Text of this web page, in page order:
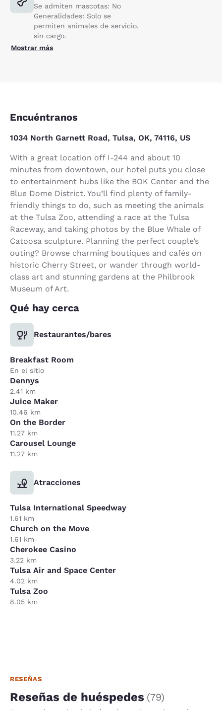
Se admiten mascotas: No
Generalidades: Solo se
permiten animales de servicio,
sin cargo.
Mostrar más
Encuéntranos
1034 North Garnett Road, Tulsa, OK, 74116, US
With a great location off I-244 and about 10
minutes from downtown, our hotel puts you close
to entertainment hubs like the BOK Center and the
Blue Dome District. You’ll find plenty of family-
friendly things to do, such as meeting the animals
at the Tulsa Zoo, attending a race at the Tulsa
Raceway, and taking photos by the Blue Whale of
Catoosa sculpture. Planning the perfect couple’s
outing? Browse charming boutiques and cafés on
historic Cherry Street, or wander through world-
class art and stunning gardens at the Philbrook
Museum of Art.
Qué hay cerca
Restaurantes/bares
Breakfast Room
En el sitio
Dennys
2.41 km
Juice Maker
10.46 km
On the Border
11.27 km
Carousel Lounge
11.27 km
Atracciones
Tulsa International Speedway
1.61 km
Church on the Move
1.61 km
Cherokee Casino
3.22 km
Tulsa Air and Space Center
4.02 km
Tulsa Zoo
8.05 km
RESEÑAS
Reseñas de huéspedes (79)